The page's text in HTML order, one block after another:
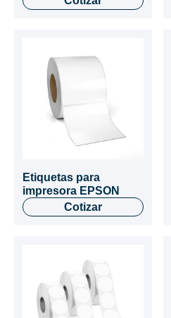
Etiquetas para
impresora EPSON
Cotizar